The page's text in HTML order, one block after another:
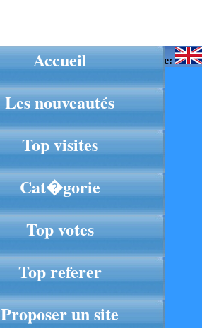
Langue:
Accueil
Les nouveautés
Top visites
Cat�gorie
Top votes
Top referer
Proposer un site